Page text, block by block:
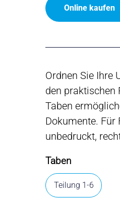
Online kaufen
Ordnen Sie Ihre
den praktischen
Taben
Dokumente. Für
unbedruckt,
Taben
Teilung 1-6